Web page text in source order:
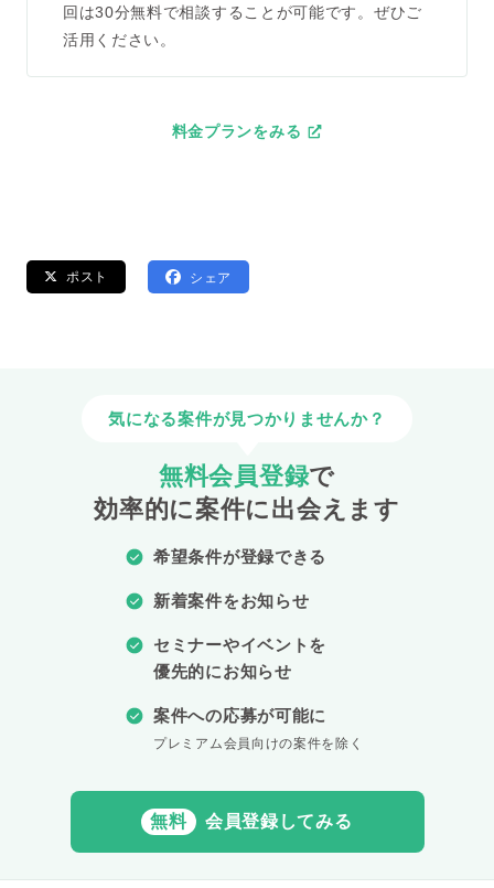
回は30分無料で相談することが可能です。ぜひご
活用ください。
料金プランをみる
ポスト シェア
気になる案件が見つかりませんか？
無料会員登録で
効率的に案件に出会えます
希望条件が登録できる
新着案件をお知らせ
セミナーやイベントを
優先的にお知らせ
案件への応募が可能に
プレミアム会員向けの案件を除く
無料 会員登録してみる